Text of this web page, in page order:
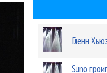
Гленн
Suno